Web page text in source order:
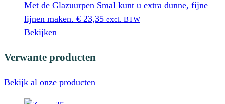
Met de Glazuurpen Smal kunt u extra dunne, fijne
lijnen maken. € 23,35 excl. BTW
Bekijken
Verwante producten
Bekijk al onze producten